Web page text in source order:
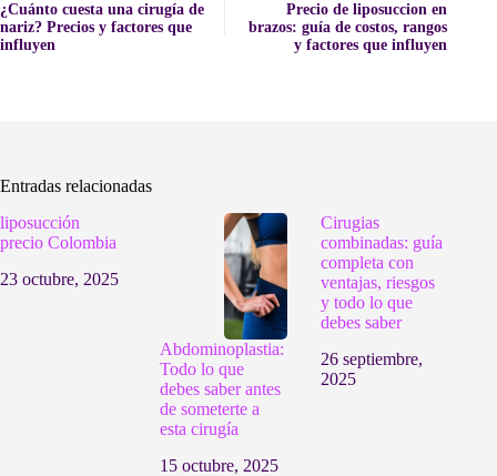
¿Cuánto cuesta una cirugía de
nariz? Precios y factores que
influyen
Precio de liposuccion en
brazos: guía de costos, rangos
y factores que influyen
Entradas relacionadas
liposucción
precio Colombia
23 octubre, 2025
Abdominoplastia:
Todo lo que
debes saber antes
de someterte a
esta cirugía
15 octubre, 2025
Cirugias
combinadas: guía
completa con
ventajas, riesgos
y todo lo que
debes saber
26 septiembre,
2025